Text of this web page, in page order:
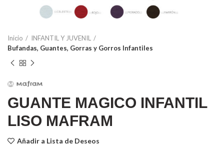
Inicio
INFANTIL Y JUVENIL
Bufandas, Guantes, Gorras y Gorros Infantiles
GUANTE MAGICO INFANTIL
LISO MAFRAM
Añadir a Lista de Deseos